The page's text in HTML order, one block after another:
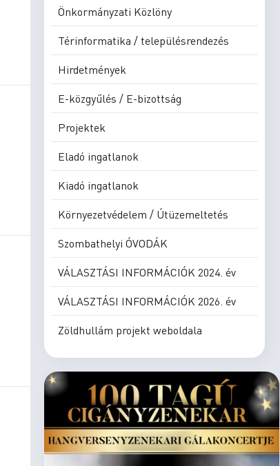
Önkormányzati Közlöny
Térinformatika / településrendezés
Hirdetmények
E-közgyűlés / E-bizottság
Projektek
Eladó ingatlanok
Kiadó ingatlanok
Környezetvédelem / Útüzemeltetés
Szombathelyi ÓVODÁK
VÁLASZTÁSI INFORMÁCIÓK 2024. év
VÁLASZTÁSI INFORMÁCIÓK 2026. év
Zöldhullám projekt weboldala